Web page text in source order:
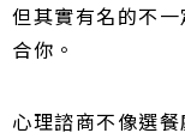
但其實有名的不
合你。
心理諮商不像選